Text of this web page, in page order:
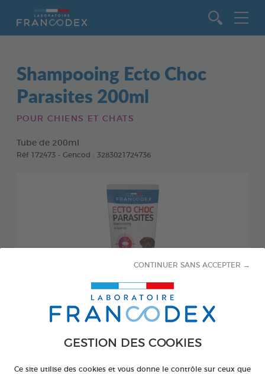
GESTION DES COOKIES
Ce site utilise des cookies et vous donne le contrôle sur ceux que
CONTINUER SANS ACCEPTER →
Shampooing Ecto Choc
Parasites 200ml
POUR CHIENS ET CHATS
Tube de 200ml
Réf 172473 - Gencod : 3283021724736